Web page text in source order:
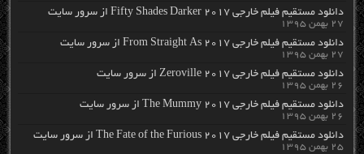
دانلود مستقیم فیلم خارجی Fifty Shades Darker 2017 از سرور سایت
۲۷ بهمن ۱۳۹۵
دانلود مستقیم فیلم خارجی From Straight As 2017 از سرور سایت
۲۷ بهمن ۱۳۹۵
دانلود مستقیم فیلم خارجی Zeroville 2017 از سرور سایت
۲۶ بهمن ۱۳۹۵
دانلود مستقیم فیلم خارجی The Mummy 2017 از سرور سایت
۲۶ بهمن ۱۳۹۵
دانلود مستقیم فیلم خارجی The Fate of the Furious 2017 از سرور سایت
۲۵ بهمن ۱۳۹۵